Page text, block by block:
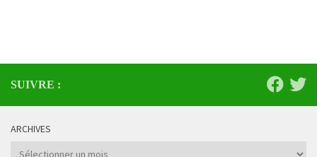
SUIVRE :
ARCHIVES
Archives